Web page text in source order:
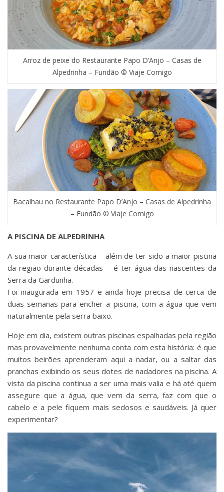
Arroz de peixe do Restaurante Papo D’Anjo – Casas de
Alpedrinha – Fundão © Viaje Comigo
Bacalhau no Restaurante Papo D’Anjo – Casas de Alpedrinha
– Fundão © Viaje Comigo
A PISCINA DE ALPEDRINHA
A sua maior característica – além de ter sido a maior piscina
da região durante décadas – é ter água das nascentes da
Serra da Gardunha.
Foi inaugurada em 1957 e ainda hoje precisa de cerca de
duas semanas para encher a piscina, com a água que vem
naturalmente pela serra baixo.
Hoje em dia, existem outras piscinas espalhadas pela região
mas provavelmente nenhuma conta com esta história: é que
muitos beirões aprenderam aqui a nadar, ou a saltar das
pranchas exibindo os seus dotes de nadadores na piscina. A
vista da piscina continua a ser uma mais valia e há até quem
assegure que a água, que vem da serra, faz com que o
cabelo e a pele fiquem mais sedosos e saudáveis. Já quer
experimentar?